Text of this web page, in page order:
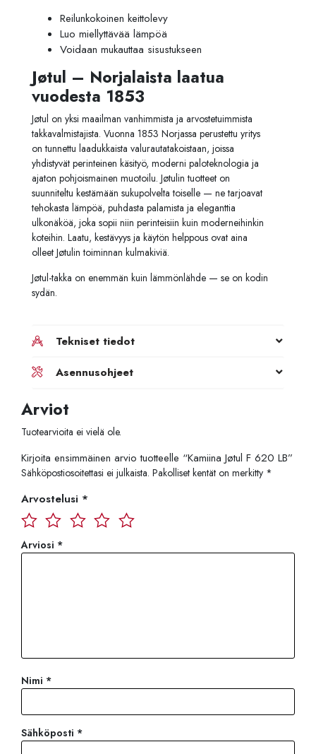
Reilunkokoinen keittolevy
Luo miellyttävää lämpöä
Voidaan mukauttaa sisustukseen
Jøtul – Norjalaista laatua
vuodesta 1853
Jøtul on yksi maailman vanhimmista ja arvostetuimmista
takkavalmistajista. Vuonna 1853 Norjassa perustettu yritys
on tunnettu laadukkaista valurautatakoistaan, joissa
yhdistyvät perinteinen käsityö, moderni paloteknologia ja
ajaton pohjoismainen muotoilu. Jøtulin tuotteet on
suunniteltu kestämään sukupolvelta toiselle — ne tarjoavat
tehokasta lämpöä, puhdasta palamista ja eleganttia
ulkonäköä, joka sopii niin perinteisiin kuin moderneihinkin
koteihin. Laatu, kestävyys ja käytön helppous ovat aina
olleet Jøtulin toiminnan kulmakiviä.
Jøtul-takka on enemmän kuin lämmönlähde — se on kodin
sydän.
Tekniset tiedot
Asennusohjeet
Arviot
Tuotearvioita ei vielä ole.
Kirjoita ensimmäinen arvio tuotteelle “Kamiina Jøtul F 620 LB”
Sähköpostiosoitettasi ei julkaista. Pakolliset kentät on merkitty *
Arvostelusi *
Arviosi *
Nimi *
Sähköposti *